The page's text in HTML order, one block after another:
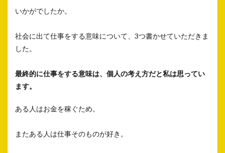
いかがでしたか。
社会に出て仕事をする意味について、3つ書かせていただきま
した。
最終的に仕事をする意味は、個人の考え方だと私は思ってい
ます。
ある人はお金を稼ぐため。
またある人は仕事そのものが好き。